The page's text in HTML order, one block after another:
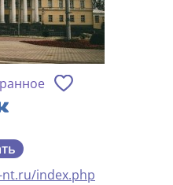
index.php